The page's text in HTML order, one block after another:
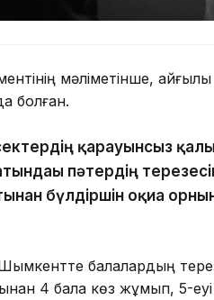
мәліметінше, қайғылы
болған.
қарауынсыз
пәтердің
бүлдіршін оқиға
балалардың
4 бала көз жұмып, 5-